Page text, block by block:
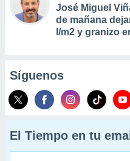
José Miguel
de mañana
l/m2 y granizo
Síguenos
El Tiempo en tu